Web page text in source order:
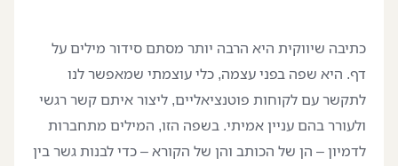
כתיבה שיווקית היא הרבה יותר מסתם סידור מילים על
דף. היא שפה בפני עצמה, כלי עוצמתי שמאפשר לנו
לתקשר עם לקוחות פוטנציאליים, ליצור איתם קשר רגשי
ולעורר בהם עניין אמיתי. בשפה הזו, המילים מתחברות
לדמיון – הן של הכותב והן של הקורא – כדי לבנות גשר בין